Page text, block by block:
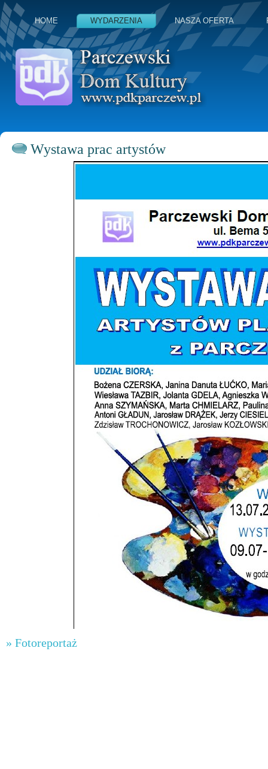
HOME WYDARZENIA NASZA OFERTA
Wystawa prac artystów
» Fotoreportaż